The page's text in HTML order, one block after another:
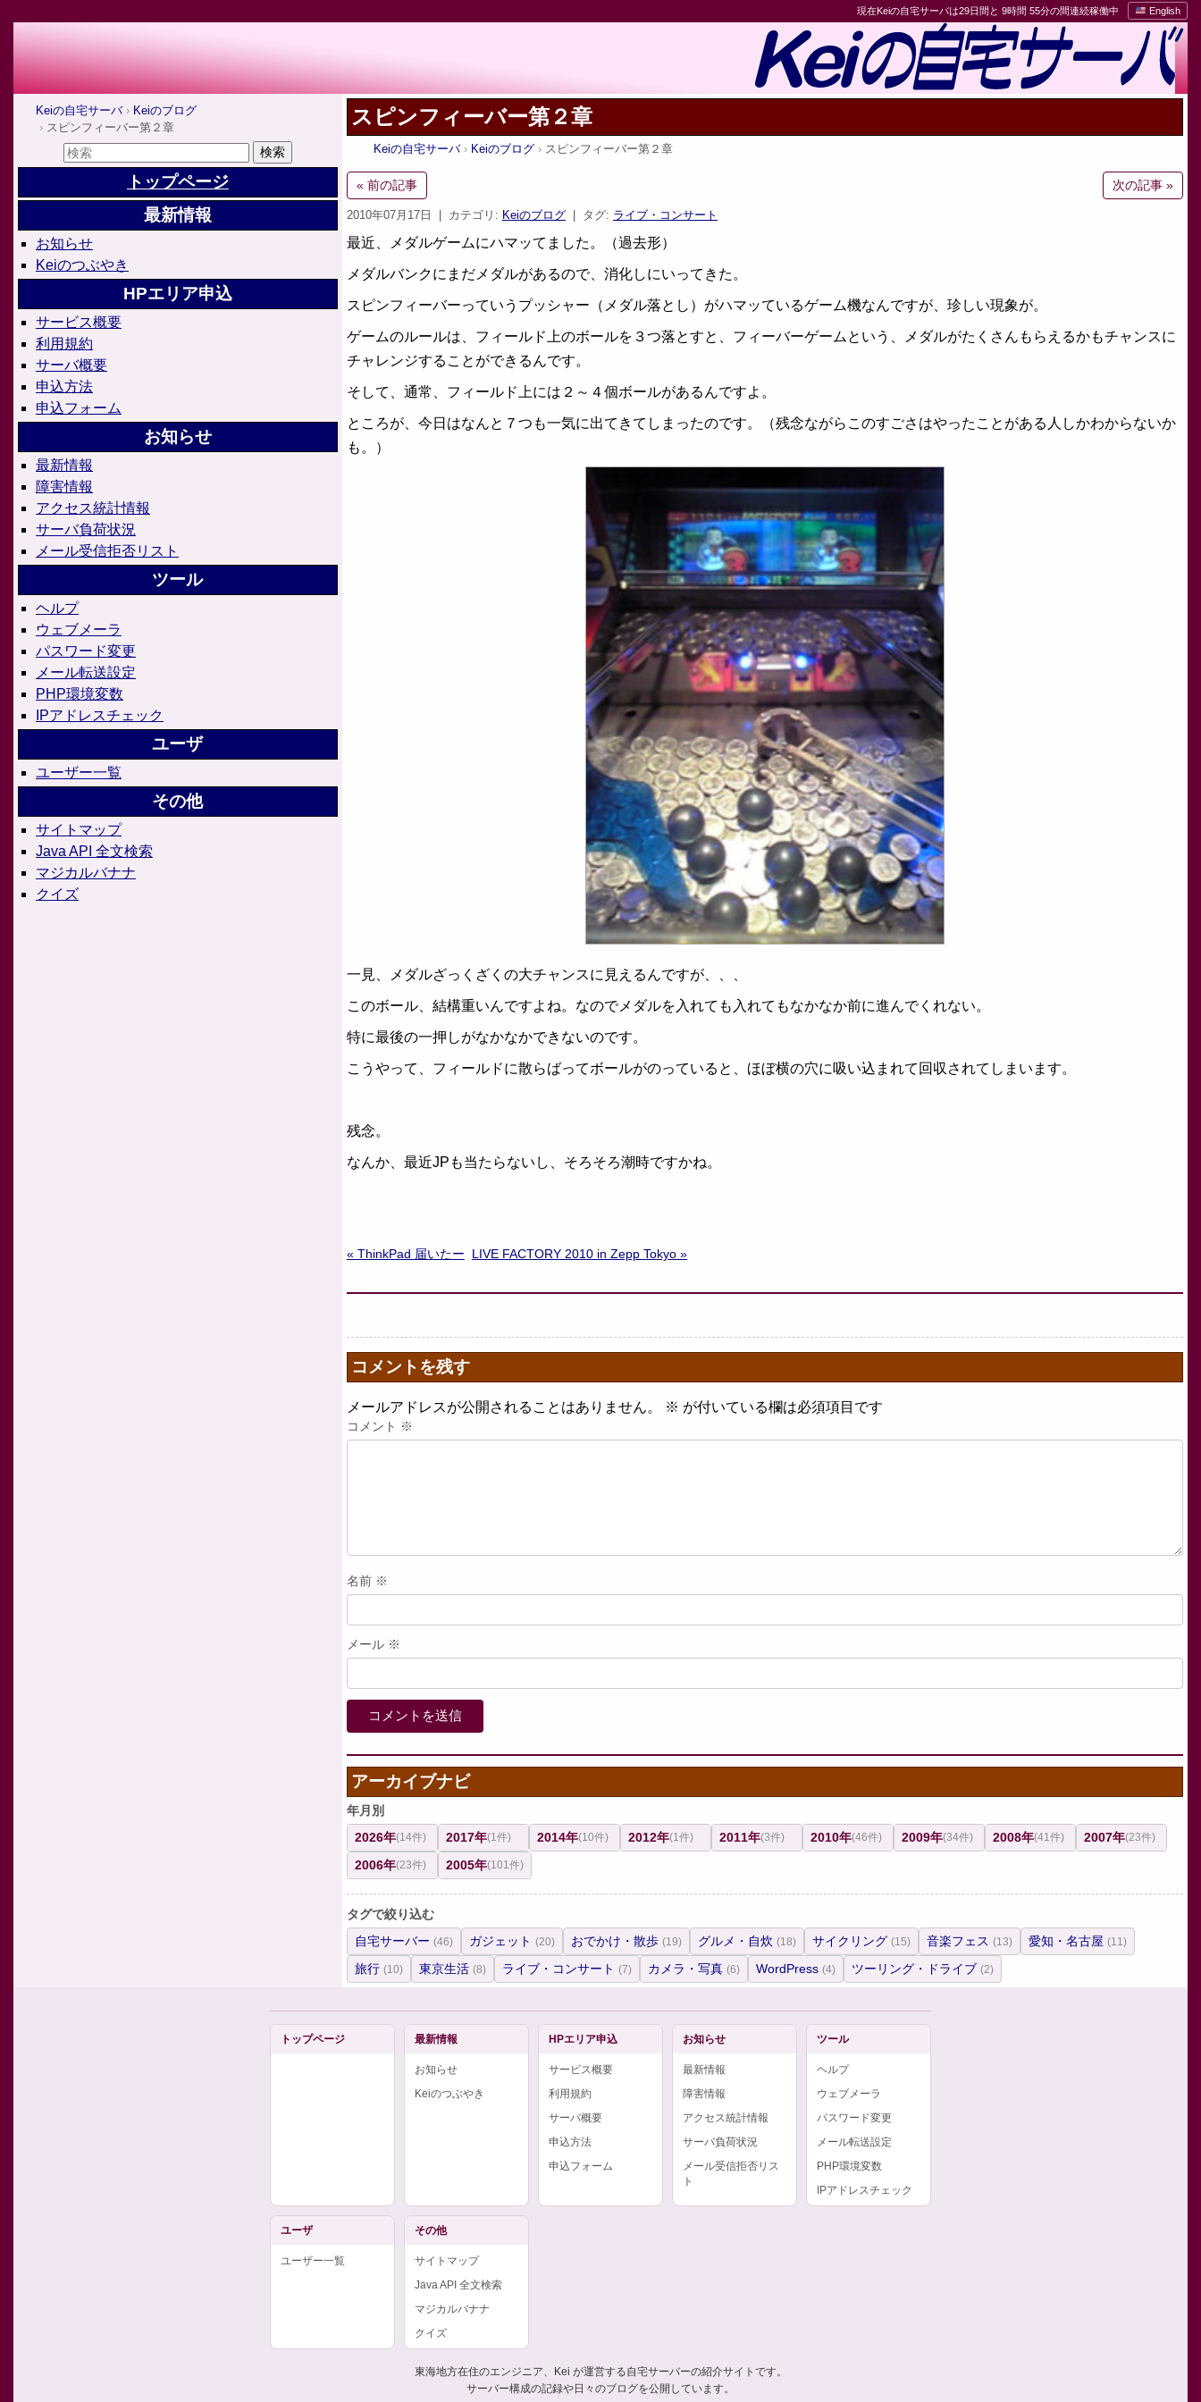
現在Keiの自宅サーバは29日間と 9時間 55分の間連続稼働中 English
Keiの自宅サーバ
Keiのブログ
スピンフィーバー第２章
トップページ
最新情報
お知らせ
Keiのつぶやき
HPエリア申込
サービス概要
利用規約
サーバ概要
申込方法
申込フォーム
お知らせ
最新情報
障害情報
アクセス統計情報
サーバ負荷状況
メール受信拒否リスト
ツール
ヘルプ
ウェブメーラ
パスワード変更
メール転送設定
PHP環境変数
IPアドレスチェック
ユーザ
ユーザー一覧
その他
サイトマップ
Java API 全文検索
マジカルバナナ
クイズ
スピンフィーバー第２章
Keiの自宅サーバ Keiのブログ スピンフィーバー第２章
« 前の記事 次の記事 »
2010年07月17日 | カテゴリ: Keiのブログ| タグ: ライブ・コンサート
最近、メダルゲームにハマッてました。（過去形）
メダルバンクにまだメダルがあるので、消化しにいってきた。
スピンフィーバーっていうプッシャー（メダル落とし）がハマッているゲーム機なんですが、珍しい現象が。
ゲームのルールは、フィールド上のボールを３つ落とすと、フィーバーゲームという、メダルがたくさんもらえるかもチャンスに
チャレンジすることができるんです。
そして、通常、フィールド上には２～４個ボールがあるんですよ。
ところが、今日はなんと７つも一気に出てきてしまったのです。（残念ながらこのすごさはやったことがある人しかわからないか
も。）
一見、メダルざっくざくの大チャンスに見えるんですが、、、
このボール、結構重いんですよね。なのでメダルを入れても入れてもなかなか前に進んでくれない。
特に最後の一押しがなかなかできないのです。
こうやって、フィールドに散らばってボールがのっていると、ほぼ横の穴に吸い込まれて回収されてしまいます。
残念。
なんか、最近JPも当たらないし、そろそろ潮時ですかね。
« ThinkPad 届いたー LIVE FACTORY 2010 in Zepp Tokyo »
コメントを残す
メールアドレスが公開されることはありません。 ※ が付いている欄は必須項目です
コメント ※
名前 ※
メール ※
アーカイブナビ
年月別
2026年(14件) 2017年(1件) 2014年(10件) 2012年(1件) 2011年(3件) 2010年(46件) 2009年(34件) 2008年(41件) 2007年(23件)
2006年(23件) 2005年(101件)
タグで絞り込む
自宅サーバー (46) ガジェット (20) おでかけ・散歩 (19) グルメ・自炊 (18) サイクリング (15) 音楽フェス (13) 愛知・名古屋 (11)
旅行 (10) 東京生活 (8) ライブ・コンサート (7) カメラ・写真 (6) WordPress (4) ツーリング・ドライブ (2)
トップページ 最新情報
お知らせ
Keiのつぶやき
HPエリア申込
サービス概要
利用規約
サーバ概要
申込方法
申込フォーム
お知らせ
最新情報
障害情報
アクセス統計情報
サーバ負荷状況
メール受信拒否リス
ト
ツール
ヘルプ
ウェブメーラ
パスワード変更
メール転送設定
PHP環境変数
IPアドレスチェック
ユーザ
ユーザー一覧
その他
サイトマップ
Java API 全文検索
マジカルバナナ
クイズ
東海地方在住のエンジニア、Kei が運営する自宅サーバーの紹介サイトです。
サーバー構成の記録や日々のブログを公開しています。